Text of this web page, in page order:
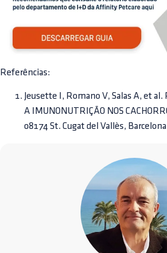
Referências:
Jeusette I, Romano V, Salas A, et
A IMUNONUTRIÇÃO NOS
08174 St. Cugat del Vallès,